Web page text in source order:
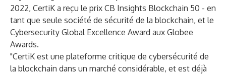
2022, CertiK a reçu le prix CB Insights Blockchain 50 - en
tant que seule société de sécurité de la blockchain, et le
Cybersecurity Global Excellence Award aux Globee
Awards.
"CertiK est une plateforme critique de cybersécurité de
la blockchain dans un marché considérable, et est déjà